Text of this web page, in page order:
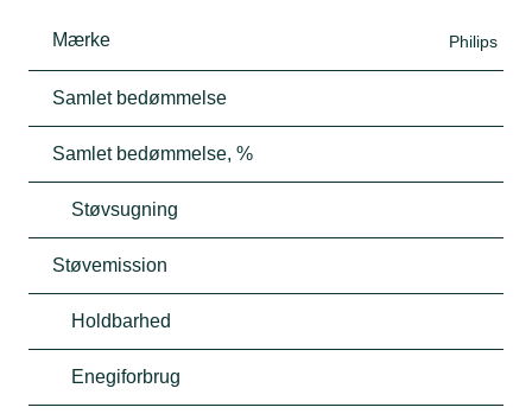
Mærke Philips
Samlet bedømmelse
Samlet bedømmelse, %
Støvsugning
Støvemission
Holdbarhed
Enegiforbrug